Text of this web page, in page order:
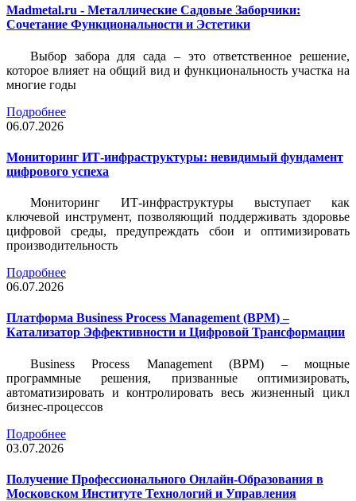
Madmetal.ru - Металлические Садовые Заборчики:
Сочетание Функциональности и Эстетики
Выбор забора для сада – это ответственное решение,
которое влияет на общий вид и функциональность участка на
многие годы
Подробнее
06.07.2026
Мониторинг ИТ-инфраструктуры: невидимый фундамент
цифрового успеха
Мониторинг ИТ-инфраструктуры выступает как
ключевой инструмент, позволяющий поддерживать здоровье
цифровой среды, предупреждать сбои и оптимизировать
производительность
Подробнее
06.07.2026
Платформа Business Process Management (BPM) –
Катализатор Эффективности и Цифровой Трансформации
Business Process Management (BPM) – мощные
программные решения, призванные оптимизировать,
автоматизировать и контролировать весь жизненный цикл
бизнес-процессов
Подробнее
03.07.2026
Получение Профессионального Онлайн-Образования в
Московском Институте Технологий и Управления